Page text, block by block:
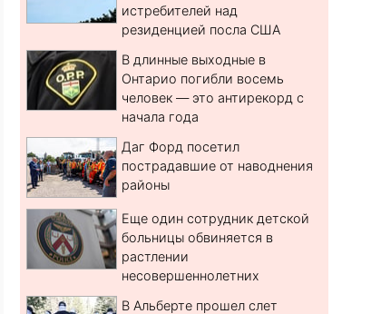
истребителей над
резиденцией посла США
В длинные выходные в
Онтарио погибли восемь
человек — это антирекорд с
начала года
Даг Форд посетил
пострадавшие от наводнения
районы
Еще один сотрудник детской
больницы обвиняется в
растлении
несовершеннолетних
В Альберте прошел слет